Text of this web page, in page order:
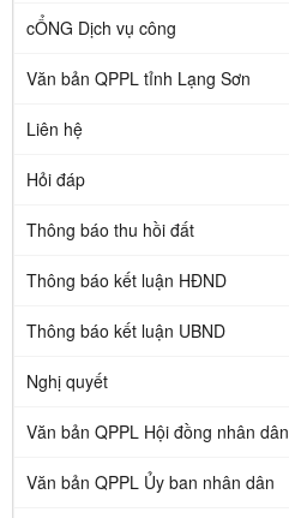
cỔNG Dịch vụ công
Văn bản QPPL tỉnh Lạng Sơn
Liên hệ
Hỏi đáp
Thông báo thu hồi đất
Thông báo kết luận HĐND
Thông báo kết luận UBND
Nghị quyết
Văn bản QPPL Hội đồng nhân dân
Văn bản QPPL Ủy ban nhân dân